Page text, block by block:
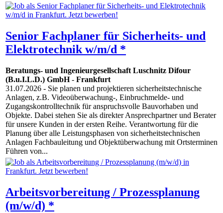
Senior Fachplaner für Sicherheits- und
Elektrotechnik w/m/d *
Beratungs- und Ingenieurgesellschaft Luschnitz Difour
(B.u.I.L.D.) GmbH- Frankfurt
31.07.2026 - Sie planen und projektieren sicherheitstechnische
Anlagen, z.B. Videoüberwachung-, Einbruchmelde- und
Zugangskontrolltechnik für anspruchsvolle Bauvorhaben und
Objekte. Dabei stehen Sie als direkter Ansprechpartner und Berater
für unsere Kunden in der ersten Reihe. Verantwortung für die
Planung über alle Leistungsphasen von sicherheitstechnischen
Anlagen Fachbauleitung und Objektüberwachung mit Ortsterminen
Führen von...
Arbeitsvorbereitung / Prozessplanung
(m/w/d) *